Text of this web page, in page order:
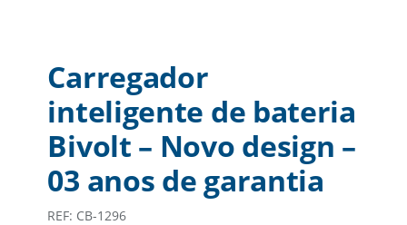
Carregador
inteligente de bateria
Bivolt – Novo design –
03 anos de garantia
REF: CB-1296